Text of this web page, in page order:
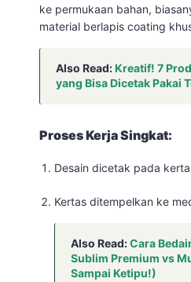
ke permukaan bahan,
material berlapis coating
Also Read:Kreatif! 7
yang Bisa Dicetak Pakai
Proses Kerja Singkat:
Desain dicetak pada
Kertas ditempelkan ke
Also Read:Cara
Sublim Premium vs
Sampai Ketipu!)